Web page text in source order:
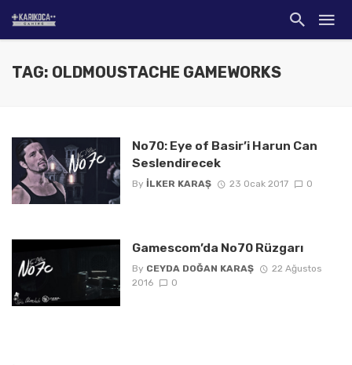
TAG: OLDMOUSTACHE GAMEWORKS
No70: Eye of Basir’i Harun Can
Seslendirecek
By İLKER KARAŞ 23 Ocak 2017 0
Gamescom’da No70 Rüzgarı
By CEYDA DOĞAN KARAŞ
22 Ağustos
2016
0